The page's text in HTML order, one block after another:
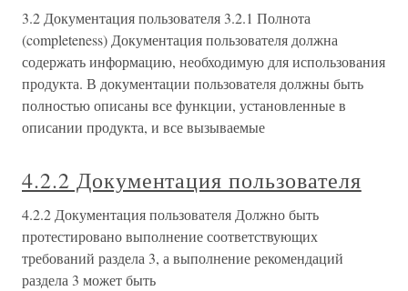
3.2 Документация пользователя 3.2.1 Полнота
(completeness) Документация пользователя должна
содержать информацию, необходимую для использования
продукта. В документации пользователя должны быть
полностью описаны все функции, установленные в
описании продукта, и все вызываемые
4.2.2 Документация пользователя
4.2.2 Документация пользователя Должно быть
протестировано выполнение соответствующих
требований раздела 3, а выполнение рекомендаций
раздела 3 может быть